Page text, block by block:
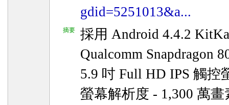
gdid=5251013&a...
摘要
採用 Android 4.4.2
Qualcomm Snapdragon
5.9 吋 Full HD IPS 觸控
螢幕解析度 - 1,300 萬